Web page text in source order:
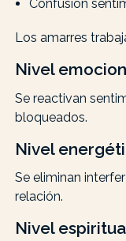
Confusión
Los amarres
Nivel
Se reactivan
bloqueados.
Nivel
Se eliminan
relación.
Nivel